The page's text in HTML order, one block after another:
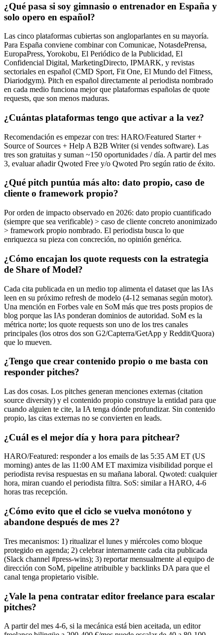
¿Qué pasa si soy gimnasio o entrenador en España y
solo opero en español?
Las cinco plataformas cubiertas son angloparlantes en su mayoría.
Para España conviene combinar con Comunicae, NotasdePrensa,
EuropaPress, Yorokobu, El Periódico de la Publicidad, El
Confidencial Digital, MarketingDirecto, IPMARK, y revistas
sectoriales en español (CMD Sport, Fit One, El Mundo del Fitness,
Diariodgym). Pitch en español directamente al periodista nombrado
en cada medio funciona mejor que plataformas españolas de quote
requests, que son menos maduras.
¿Cuántas plataformas tengo que activar a la vez?
Recomendación es empezar con tres: HARO/Featured Starter +
Source of Sources + Help A B2B Writer (si vendes software). Las
tres son gratuitas y suman ~150 oportunidades / día. A partir del mes
3, evaluar añadir Qwoted Free y/o Qwoted Pro según ratio de éxito.
¿Qué pitch puntúa más alto: dato propio, caso de
cliente o framework propio?
Por orden de impacto observado en 2026: dato propio cuantificado
(siempre que sea verificable) > caso de cliente concreto anonimizado
> framework propio nombrado. El periodista busca lo que
enriquezca su pieza con concreción, no opinión genérica.
¿Cómo encajan los quote requests con la estrategia
de Share of Model?
Cada cita publicada en un medio top alimenta el dataset que las IAs
leen en su próximo refresh de modelo (4-12 semanas según motor).
Una mención en Forbes vale en SoM más que tres posts propios de
blog porque las IAs ponderan dominios de autoridad. SoM es la
métrica norte; los quote requests son uno de los tres canales
principales (los otros dos son G2/Capterra/GetApp y Reddit/Quora)
que lo mueven.
¿Tengo que crear contenido propio o me basta con
responder pitches?
Las dos cosas. Los pitches generan menciones externas (citation
source diversity) y el contenido propio construye la entidad para que
cuando alguien te cite, la IA tenga dónde profundizar. Sin contenido
propio, las citas externas no se convierten en leads.
¿Cuál es el mejor día y hora para pitchear?
HARO/Featured: responder a los emails de las 5:35 AM ET (US
morning) antes de las 11:00 AM ET maximiza visibilidad porque el
periodista revisa respuestas en su mañana laboral. Qwoted: cualquier
hora, miran cuando el periodista filtra. SoS: similar a HARO, 4-6
horas tras recepción.
¿Cómo evito que el ciclo se vuelva monótono y
abandone después de mes 2?
Tres mecanismos: 1) ritualizar el lunes y miércoles como bloque
protegido en agenda; 2) celebrar internamente cada cita publicada
(Slack channel #press-wins); 3) reportar mensualmente al equipo de
dirección con SoM, pipeline atribuible y backlinks DA para que el
canal tenga propietario visible.
¿Vale la pena contratar editor freelance para escalar
pitches?
A partir del mes 4-6, si la mecánica está bien aceitada, un editor